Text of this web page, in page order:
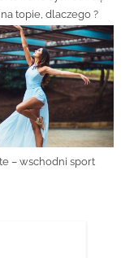
topie, dlaczego ?
– wschodni sport